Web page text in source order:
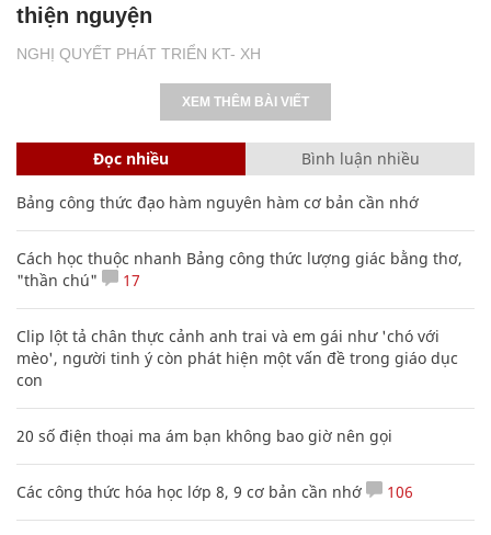
NGHỊ QUYẾT PHÁT TRIỂN KT- XH
thiện nguyện
XEM THÊM BÀI VIẾT
Đọc nhiều Bình luận nhiều
Bảng công thức đạo hàm nguyên hàm cơ bản cần nhớ
Cách học thuộc nhanh Bảng công thức lượng giác bằng thơ,
"thần chú"
17
Clip lột tả chân thực cảnh anh trai và em gái như 'chó với
mèo', người tinh ý còn phát hiện một vấn đề trong giáo dục
con
20 số điện thoại ma ám bạn không bao giờ nên gọi
Các công thức hóa học lớp 8, 9 cơ bản cần nhớ 106